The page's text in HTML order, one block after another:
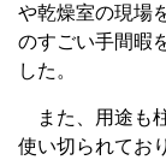
や乾燥室の現場
のすごい手間暇
した。
また、用途も
使い切られてお